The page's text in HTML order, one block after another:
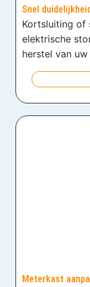
Snel
Kortsluiting of
elektrische
herstel van
Meterkast